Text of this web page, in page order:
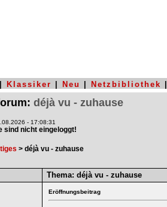
Klassiker Neu Netzbibliothek
déjà vu - zuhause
- 17:08:31
sind nicht eingeloggt!
> déjà vu - zuhause
Thema: déjà vu - zuhause
Eröffnungsbeitrag